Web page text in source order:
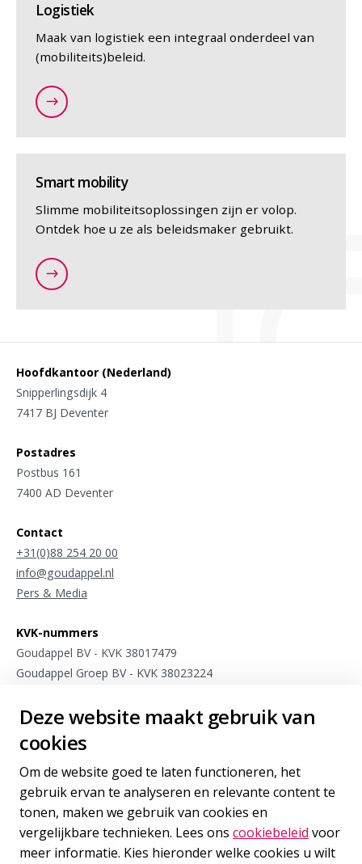
Deze website maakt gebruik van
cookies
Om de website goed te laten functioneren, het
gebruik ervan te analyseren en relevante content te
tonen, maken we gebruik van cookies en
vergelijkbare technieken. Lees ons cookiebeleid voor
meer informatie. Kies hieronder welke cookies u wilt
Logistiek
Maak van logistiek een integraal onderdeel van
(mobiliteits)beleid.
/nl/themas/logistiek
Smart mobility
Slimme mobiliteitsoplossingen zijn er volop.
Ontdek hoe u ze als beleidsmaker gebruikt.
/nl/themas/nieuwe-mobiliteit
Hoofdkantoor (Nederland)
Snipperlingsdijk 4
7417 BJ Deventer
Postadres
Postbus 161
7400 AD Deventer
Contact
+31(0)88 254 20 00
info@goudappel.nl
Pers & Media
KVK-nummers
Goudappel BV - KVK 38017479
Goudappel Groep BV - KVK 38023224
Meet4research BV - KVK 75963175
Stay connected
Meld je aan voor sporadische updates van onze experts op
het gebied van internationale mobiliteit
Inschrijven
voor onze nieuwsbrief